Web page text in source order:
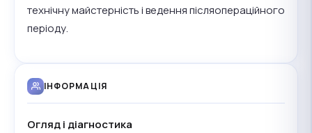
технічну майстерність і ведення післяопераційного
періоду.
ІНФОРМАЦІЯ
Огляд і діагностика